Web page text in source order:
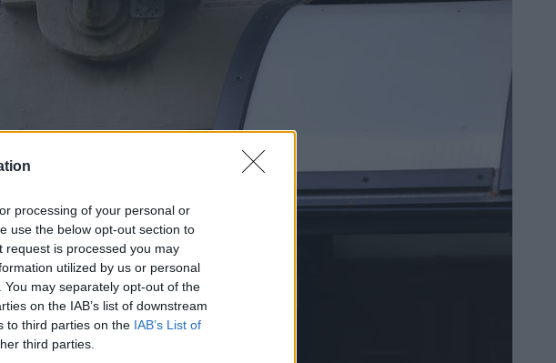
processing of your personal or
use the below opt-out section to
is processed you may
utilized by us or personal
may separately opt-out of the
on the IAB’s list of downstream
to third parties on the IAB’s List of
third parties.